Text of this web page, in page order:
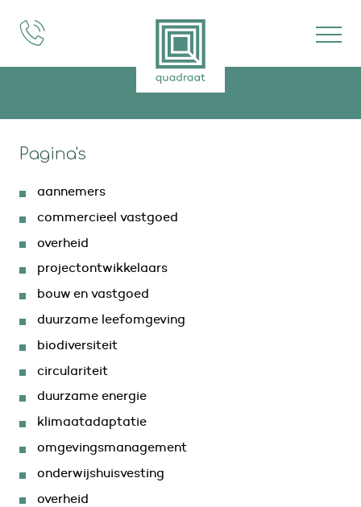
expertises
over ons
vacatures
Pagina's
aannemers
commercieel vastgoed
overheid
projectontwikkelaars
bouw en vastgoed
duurzame leefomgeving
biodiversiteit
circulariteit
duurzame energie
klimaatadaptatie
omgevingsmanagement
onderwijshuisvesting
overheid